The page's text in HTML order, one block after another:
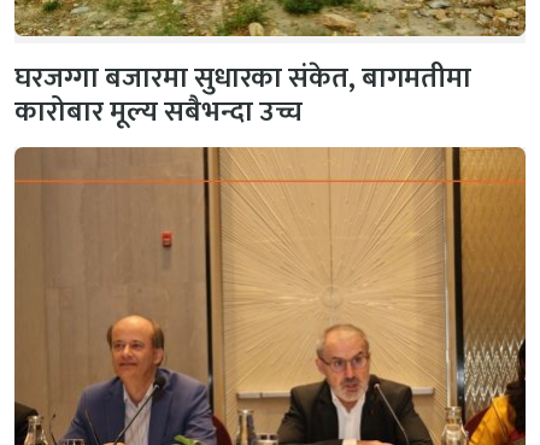
घरजग्गा बजारमा सुधारका संकेत, बागमतीमा
कारोबार मूल्य सबैभन्दा उच्च